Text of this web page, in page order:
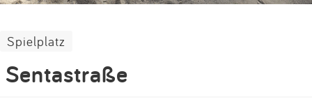
Spielplatz
Sentastraße